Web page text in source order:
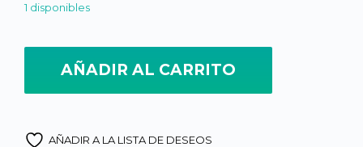
1 disponibles
AÑADIR AL CARRITO
AÑADIR A LA LISTA DE DESEOS